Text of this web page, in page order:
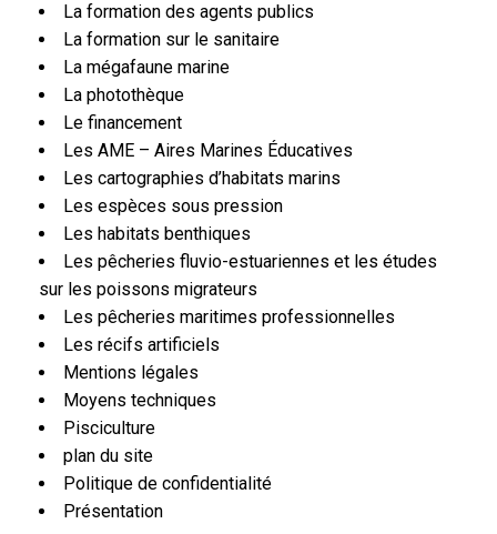
La formation des agents publics
La formation sur le sanitaire
La mégafaune marine
La photothèque
Le financement
Les AME – Aires Marines Éducatives
Les cartographies d’habitats marins
Les espèces sous pression
Les habitats benthiques
Les pêcheries fluvio-estuariennes et les études
sur les poissons migrateurs
Les pêcheries maritimes professionnelles
Les récifs artificiels
Mentions légales
Moyens techniques
Pisciculture
plan du site
Politique de confidentialité
Présentation